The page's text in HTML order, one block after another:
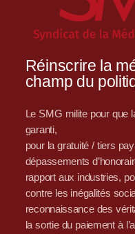
Réinscrire la
champ du
Le SMG milite pour que
garanti,
pour la gratuité / tiers
dépassements
rapport aux industries,
contre les inégalités
reconnaissance des
la sortie du paiement à